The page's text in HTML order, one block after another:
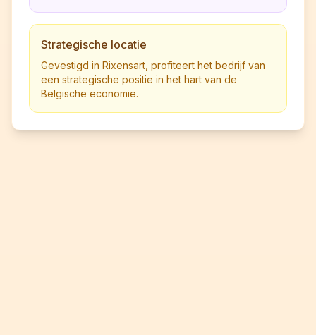
Strategische locatie
Gevestigd in Rixensart, profiteert het bedrijf van
een strategische positie in het hart van de
Belgische economie.